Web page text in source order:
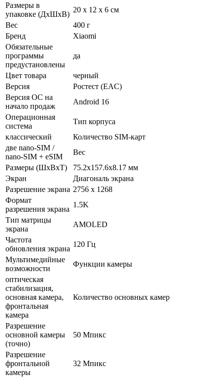
Размеры в
упаковке (ДхШхВ)
20 x 12 x 6 см
Вес
400 г
Бренд
Xiaomi
Обязательные
программы
предустановлены
да
Цвет товара
черный
Версия
Ростест (EAC)
Версия ОС на
начало продаж
Android 16
Операционная
система
Тип корпуса
классический
Количество SIM-карт
две nano-SIM /
nano-SIM + eSIM
Вес
Размеры (ШxВxТ)
75.2x157.6x8.17 мм
Экран
Диагональ экрана
Разрешение экрана 2756 x 1268
Формат
разрешения экрана
1.5K
Тип матрицы
экрана
AMOLED
Частота
обновления экрана
120 Гц
Мультимедийные
возможности
Функции камеры
оптическая
стабилизация,
основная камера,
фронтальная
камера
Количество основных камер
Разрешение
основной камеры
(точно)
50 Мпикс
Разрешение
фронтальной
камеры
32 Мпикс